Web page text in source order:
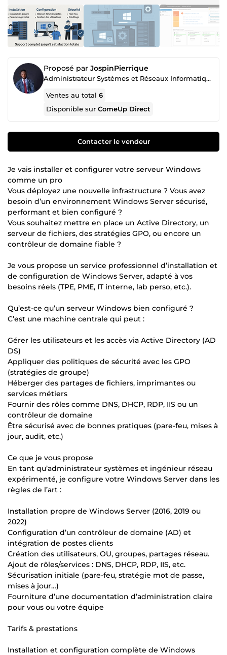
Proposé par JospinPierrique
Administrateur Systèmes et Réseaux Informatiques | Expert en Cybersécurité et Automatisation
Ventes au total6
Disponible surComeUp Direct
Contacter le vendeur
Je vais installer et configurer votre serveur Windows
comme un pro
Vous déployez une nouvelle infrastructure ? Vous avez
besoin d’un environnement Windows Server sécurisé,
performant et bien configuré ?
Vous souhaitez mettre en place un Active Directory, un
serveur de fichiers, des stratégies GPO, ou encore un
contrôleur de domaine fiable ?
Je vous propose un service professionnel d’installation et
de configuration de Windows Server, adapté à vos
besoins réels (TPE, PME, IT interne, lab perso, etc.).
Qu’est-ce qu’un serveur Windows bien configuré ?
C’est une machine centrale qui peut :
Gérer les utilisateurs et les accès via Active Directory (AD
DS)
Appliquer des politiques de sécurité avec les GPO
(stratégies de groupe)
Héberger des partages de fichiers, imprimantes ou
services métiers
Fournir des rôles comme DNS, DHCP, RDP, IIS ou un
contrôleur de domaine
Être sécurisé avec de bonnes pratiques (pare-feu, mises à
jour, audit, etc.)
Ce que je vous propose
En tant qu’administrateur systèmes et ingénieur réseau
expérimenté, je configure votre Windows Server dans les
règles de l’art :
Installation propre de Windows Server (2016, 2019 ou
2022)
Configuration d’un contrôleur de domaine (AD) et
intégration de postes clients
Création des utilisateurs, OU, groupes, partages réseau.
Ajout de rôles/services : DNS, DHCP, RDP, IIS, etc.
Sécurisation initiale (pare-feu, stratégie mot de passe,
mises à jour…)
Fourniture d’une documentation d’administration claire
pour vous ou votre équipe
Tarifs & prestations
Installation et configuration complète de Windows